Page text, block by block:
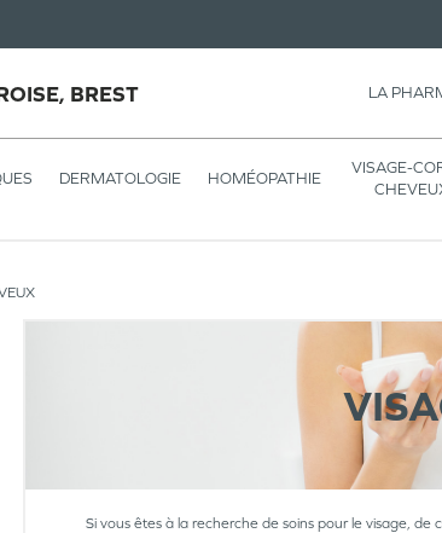
BREST LA
DERMATOLOGIE HOMÉOPATHIE
VISAGE-
Si vous êtes à la recherche de soins pour le visage,